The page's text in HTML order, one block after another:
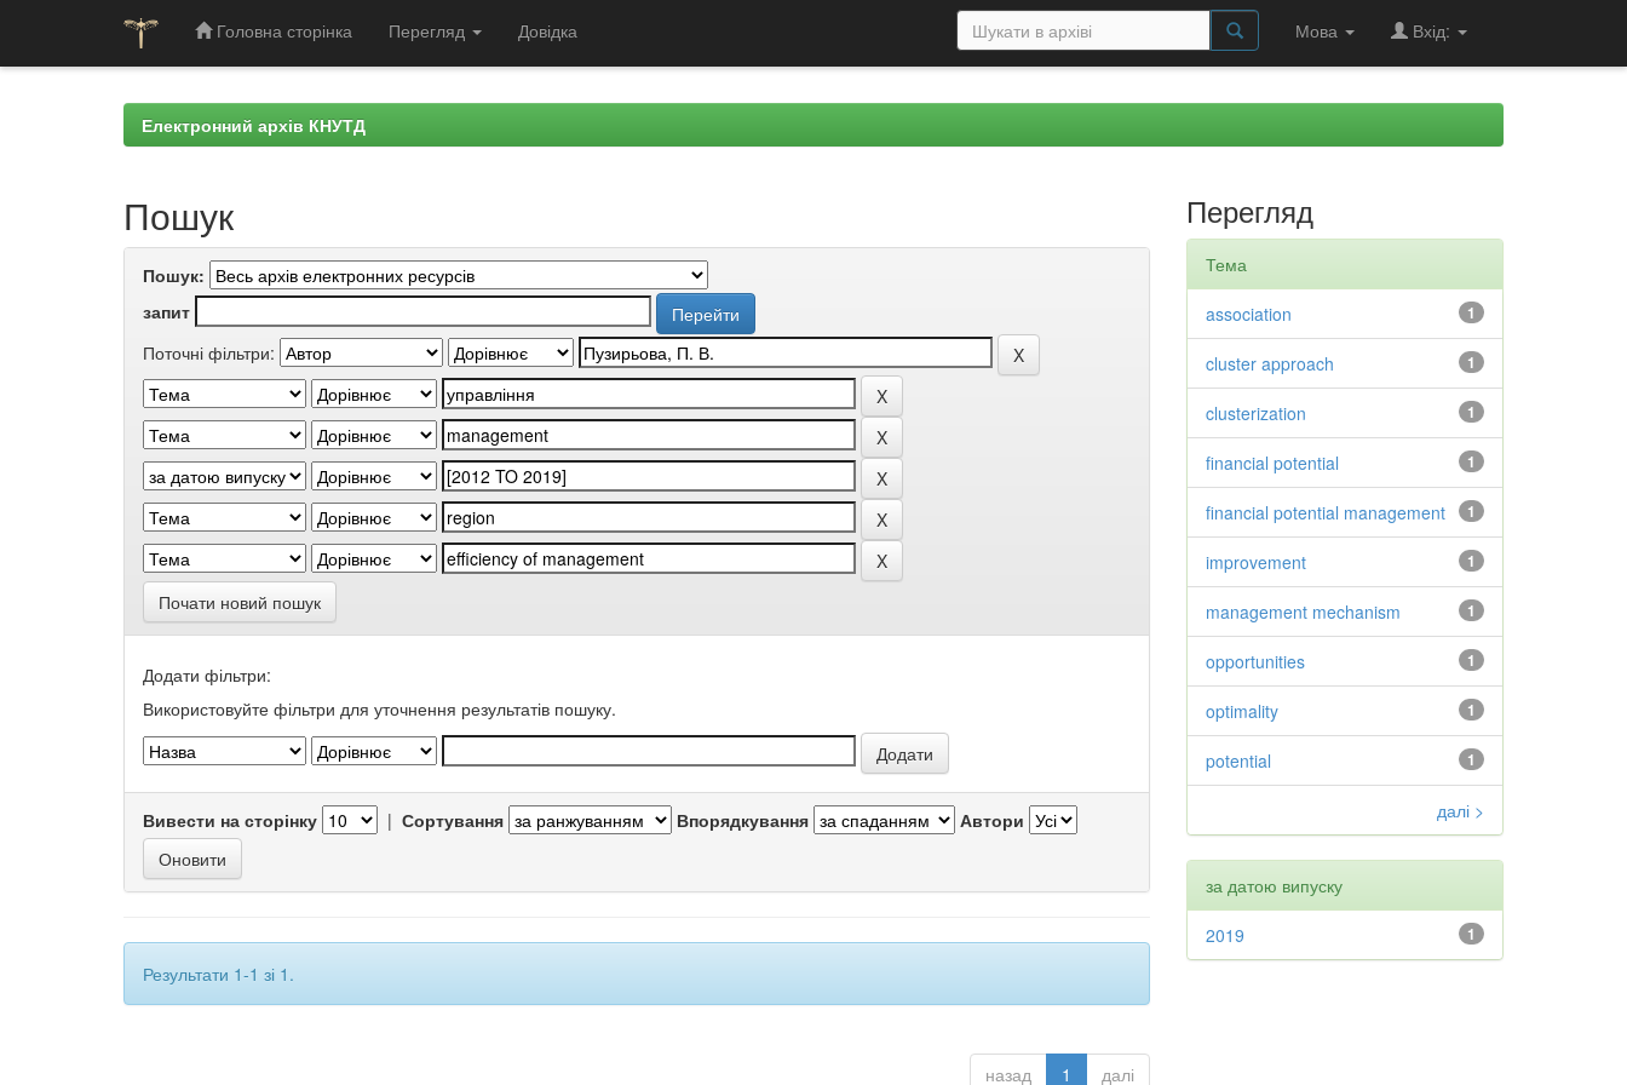
Головна сторінка Перегляд Довідка Мова Вхід:
Електронний архів КНУТД
Пошук
Пошук:
запит
Поточні фільтри:
Почати новий пошук
Додати фільтри:
Використовуйте фільтри для уточнення результатів пошуку.
Вивести на сторінку | Сортування Впорядкування Автори
Результати 1-1 зі 1.
назад 1 далі
Перегляд
Тема
1
association
1
cluster approach
1
clusterization
1
financial potential
1
financial potential management
1
improvement
1
management mechanism
1
opportunities
1
optimality
1
potential
далі >
за датою випуску
1
2019